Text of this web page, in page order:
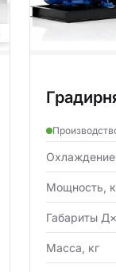
Мощность,
Габариты
Масса, кг